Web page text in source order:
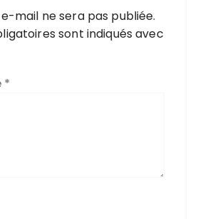
mail ne sera pas publiée.
sont indiqués avec
*